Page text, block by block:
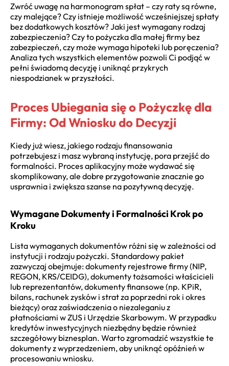
Zwróć uwagę na harmonogram spłat – czy raty są równe,
czy malejące? Czy istnieje możliwość wcześniejszej spłaty
bez dodatkowych kosztów? Jaki jest wymagany rodzaj
zabezpieczenia? Czy to pożyczka dla małej firmy bez
zabezpieczeń, czy może wymaga hipoteki lub poręczenia?
Analiza tych wszystkich elementów pozwoli Ci podjąć w
pełni świadomą decyzję i uniknąć przykrych
niespodzianek w przyszłości.
Proces Ubiegania się o Pożyczkę dla
Firmy: Od Wniosku do Decyzji
Kiedy już wiesz, jakiego rodzaju finansowania
potrzebujesz i masz wybraną instytucję, pora przejść do
formalności. Proces aplikacyjny może wydawać się
skomplikowany, ale dobre przygotowanie znacznie go
usprawnia i zwiększa szanse na pozytywną decyzję.
Wymagane Dokumenty i Formalności Krok po
Kroku
Lista wymaganych dokumentów różni się w zależności od
instytucji i rodzaju pożyczki. Standardowy pakiet
zazwyczaj obejmuje: dokumenty rejestrowe firmy (NIP,
REGON, KRS/CEIDG), dokumenty tożsamości właścicieli
lub reprezentantów, dokumenty finansowe (np. KPiR,
bilans, rachunek zysków i strat za poprzedni rok i okres
bieżący) oraz zaświadczenia o niezaleganiu z
płatnościami w ZUS i Urzędzie Skarbowym. W przypadku
kredytów inwestycyjnych niezbędny będzie również
szczegółowy biznesplan. Warto zgromadzić wszystkie te
dokumenty z wyprzedzeniem, aby uniknąć opóźnień w
procesowaniu wniosku.